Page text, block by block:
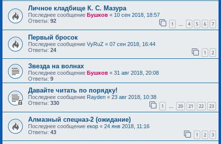
Личное кладбище К. С. Мазура
Последнее сообщение Бушков « 10 сен 2018, 18:57
Ответы: 92 1 4 5 6 7
Первый бросок
Последнее сообщение VyRuZ « 07 сен 2018, 16:44
Ответы: 24 1 2
Звезда на волнах
Последнее сообщение Бушков « 31 авг 2018, 20:08
Ответы: 9
Давайте читать по порядку!
Последнее сообщение Rayden « 23 авг 2018, 10:38
Ответы: 330 1 … 20 21 22 23
Алмазный спецназ-2 (ожидание)
Последнее сообщение екор « 24 янв 2018, 11:16
Ответы: 43 1 2 3